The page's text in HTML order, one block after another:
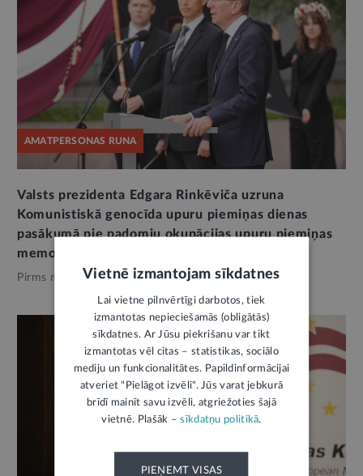
AMATPERSONAS RUNA
Valsts prezidenta Edgara Rinkēviča uzruna
Komunistiskā genocīda upuru piemiņas dienas
pasākumā pie padomju okupācijas upuru piemiņas
memoriāla “Vēstures taktīla”
Pirms mēneša, Valsts aizsardzība
Vietnē izmantojam sīkdatnes
Lai vietne pilnvērtīgi darbotos, tiek
izmantotas nepieciešamās (obligātās)
sīkdatnes. Ar Jūsu piekrišanu var tikt
izmantotas vēl citas – statistikas, sociālo
mediju un funkcionalitātes. Papildinformācijai
atveriet "Pielāgot izvēli". Jūs varat jebkurā
brīdī mainīt savu izvēli, atgriežoties šajā
vietnē. Plašāk –sīkdatņu politikā.
PIEŅEMT VISAS